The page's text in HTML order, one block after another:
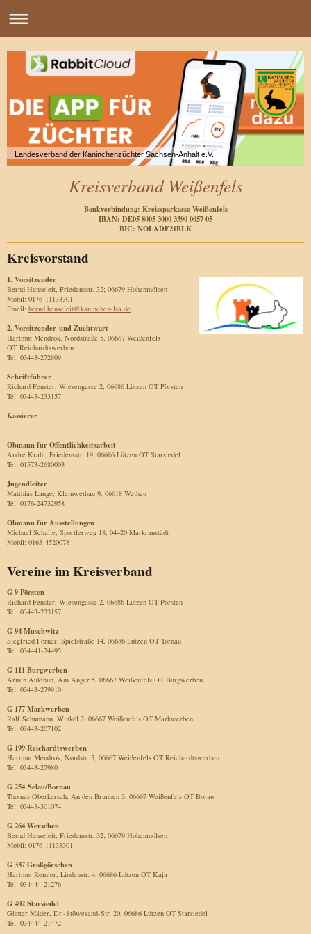
Landesverband der Kaninchenzüchter Sachsen-Anhalt e.V.
Kreisverband Weißenfels
Bankverbindung: Kreissparkasse Weißenfels
IBAN: DE05 8005 3000 3390 0057 05
BIC: NOLADE21BLK
Kreisvorstand
1. Vorsitzender
Bernd Henseleit, Friedensstr. 32; 06679 Hohenmölsen
Mobil: 0176-11133301
Email: bernd.henseleit@kaninchen-lsa.de
2. Vorsitzender und Zuchtwart
Hartmut Mendrok, Nordstraße 5, 06667 Weißenfels
OT Reichardtswerben
Tel: 03443-272809
Schriftführer
Richard Fenster, Wiesengasse 2, 06686 Lützen OT Pörsten
Tel: 03443-233157
Kassierer
Obmann für Öffentlichkeitsarbeit
Andre Krahl, Friedensstr. 19, 06686 Lützen OT Starsiedel
Tel: 01573-2680003
Jugendleiter
Matthias Lange, Kleinwethau 9, 06618 Wethau
Tel: 0176-24732958
Obmann für Ausstellungen
Michael Schalle, Sportlerweg 18, 04420 Markranstädt
Mobil: 0163-4520078
Vereine im Kreisverband
G 9 Pörsten
Richard Fenster, Wiesengasse 2, 06686 Lützen OT Pörsten
Tel: 03443-233157
G 94 Muschwitz
Siegfried Forner, Spielstraße 14, 06686 Lützen OT Tornau
Tel: 034441-24495
G 111 Burgwerben
Armin Aukthun, Am Anger 5, 06667 Weißenfels OT Burgwerben
Tel: 03443-279910
G 177 Markwerben
Ralf Schumann, Winkel 2, 06667 Weißenfels OT Markwerben
Tel: 03443-207102
G 199 Reichardtswerben
Hartmut Mendrok, Nordstr. 5, 06667 Weißenfels OT Reichardtswerben
Tel: 03443-27980
G 254 Selau/Bornau
Thomas Oberkersch, An den Brunnen 3, 06667 Weißenfels OT Borau
Tel: 03443-301074
G 264 Werschen
Bernd Henseleit, Friedensstr. 32; 06679 Hohenmölsen
Mobil: 0176-11133301
G 337 Großgörschen
Hartmut Remler, Lindenstr. 4, 06686 Lützen OT Kaja
Tel: 034444-21276
G 402 Starsiedel
Günter Mäder, Dr.-Stöwesand-Str. 20, 06686 Lützen OT Starsiedel
Tel: 034444-21472